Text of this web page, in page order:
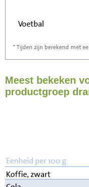
Voetbal
Stofzuigen
Strijken
* Tijden zijn berekend met
Meest bekeken
productgroep
Eenheid per 100 g
Koffie, zwart